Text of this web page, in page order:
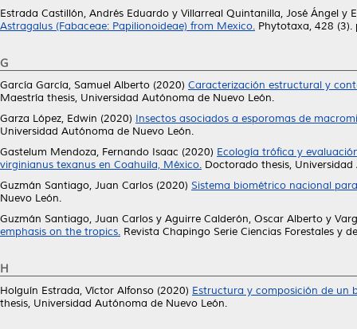
Estrada Castillón, Andrés Eduardo y Villarreal Quintanilla, José Ángel y
Astragalus (Fabaceae: Papilionoideae) from Mexico. Phytotaxa, 428 (3).
G
García García, Samuel Alberto (2020) Caracterización estructural y
Maestría thesis, Universidad Autónoma de Nuevo León.
Garza López, Edwin (2020) Insectos asociados a esporomas de
Universidad Autónoma de Nuevo León.
Gastelum Mendoza, Fernando Isaac (2020) Ecología trófica y
virginianus texanus en Coahuila, México. Doctorado thesis,
Guzmán Santiago, Juan Carlos (2020) Sistema biométrico nacional
Nuevo León.
Guzmán Santiago, Juan Carlos y Aguirre Calderón, Oscar Alberto y
emphasis on the tropics. Revista Chapingo Serie Ciencias Forestales y
H
Holguín Estrada, Víctor Alfonso (2020) Estructura y composición de un
thesis, Universidad Autónoma de Nuevo León.